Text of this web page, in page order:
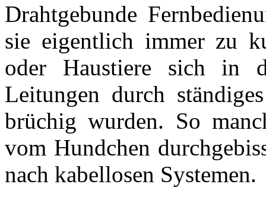
Drahtgebunde
sie eigentlich immer zu
oder Haustiere sich in
Leitungen durch
brüchig wurden. So
vom Hundchen
nach kabellosen Systemen.